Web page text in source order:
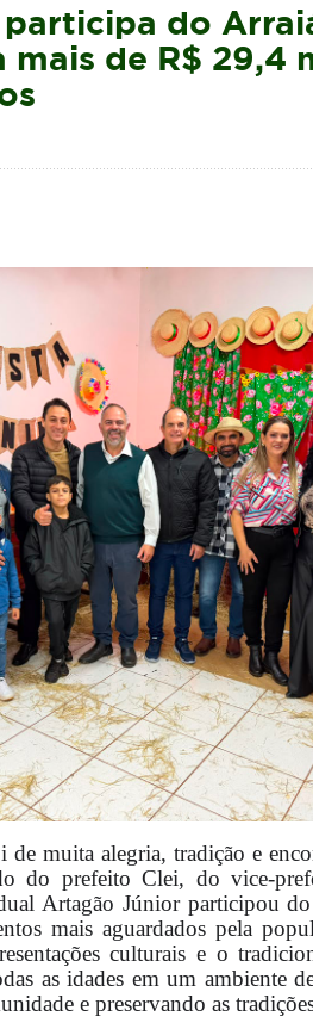
do
mais de R$ 29,4
de muita alegria, tradição e
do prefeito Clei, do vice-
Artagão Júnior participou
mais aguardados pela
culturais e o
as idades em um ambiente
e preservando as